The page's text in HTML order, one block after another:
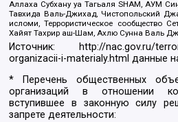
Аллаха Субхану уа Тагьаля SHAM, АУМ
Тавхида Валь-Джихад, Чистопольский
исломи, Террористическое сообщество
Хайят Тахрир аш-Шам, Ахлю Сунна Валь
Источник:
http://nac.gov.ru/
organizacii-i-materialy.html данные
* Перечень общественных
организаций в отношении
вступившее в законную силу
запрете деятельности: